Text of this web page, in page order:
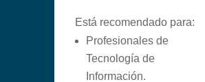
Está recomendado para:
Profesionales de
Tecnología de
Información.